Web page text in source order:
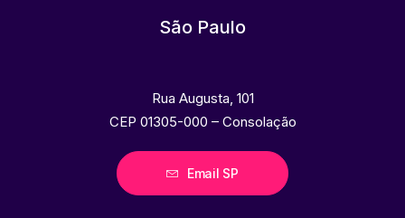
São Paulo
Rua Augusta, 101
CEP 01305-000 – Consolação
Email SP